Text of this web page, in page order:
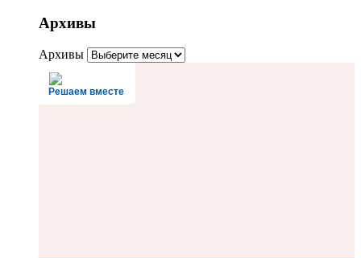
Архивы
Архивы
Решаем вместе